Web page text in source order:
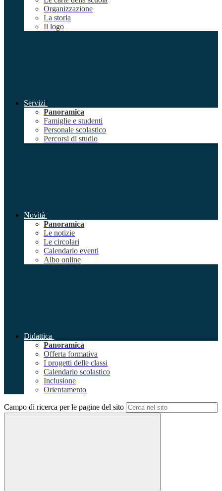
Organizzazione
La storia
Il logo
Servizi
Panoramica
Famiglie e studenti
Personale scolastico
Percorsi di studio
Novità
Panoramica
Le notizie
Le circolari
Calendario eventi
Albo online
Didattica
Panoramica
Offerta formativa
I progetti delle classi
Calendario scolastico
Inclusione
Orientamento
Campo di ricerca per le pagine del sito